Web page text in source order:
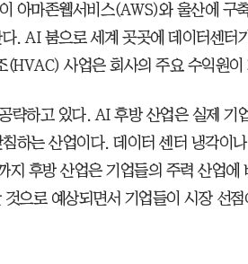
아마존웹서비스(AWS)와 울산에 구
. AI 붐으로 세계 곳곳에 데이터센터
(HVAC) 사업은 회사의 주요 수익원이
략하고 있다. AI 후방 산업은 실제 기
하는 산업이다. 데이터 센터 냉각이
지 후방 산업은 기업들의 주력 산업에
으로 예상되면서 기업들이 시장 선점